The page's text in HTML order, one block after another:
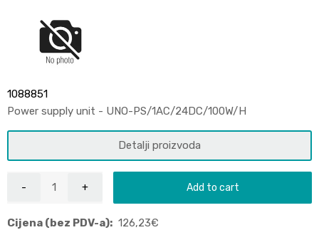
1088851
Power supply unit - UNO-PS/1AC/24DC/100W/H
Detalji proizvoda
Add to cart
Cijena (bez PDV-a): 126,23€